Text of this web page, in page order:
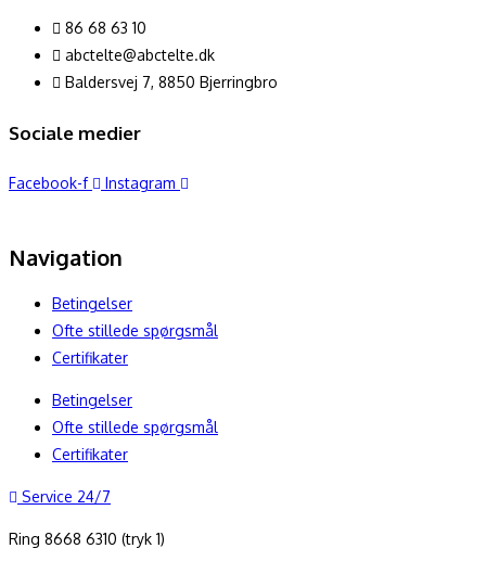
86 68 63 10
abctelte@abctelte.dk
Baldersvej 7, 8850 Bjerringbro
Sociale medier
Facebook-f Instagram
Navigation
Betingelser
Ofte stillede spørgsmål
Certifikater
Betingelser
Ofte stillede spørgsmål
Certifikater
Service 24/7
Ring 8668 6310 (tryk 1)